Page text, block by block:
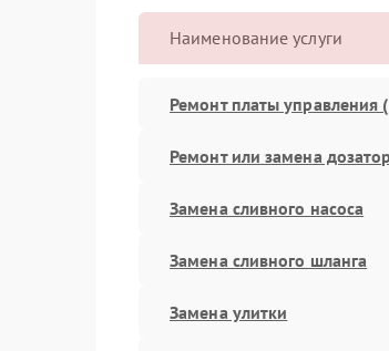
Наименование услуги
Ремонт платы управления
Ремонт или замена
Замена сливного насоса
Замена сливного шланга
Замена улитки